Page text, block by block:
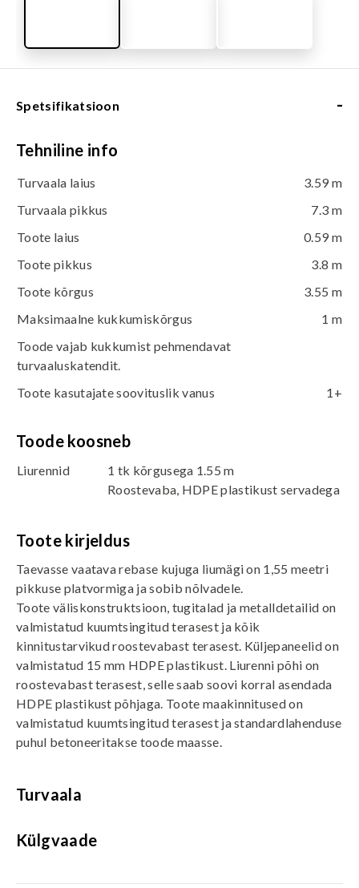
Spetsifikatsioon -
Tehniline info
Turvaala laius
3.59 m
Turvaala pikkus
7.3 m
Toote laius
0.59 m
Toote pikkus
3.8 m
Toote kõrgus
3.55 m
Maksimaalne kukkumiskõrgus
1 m
Toode vajab kukkumist pehmendavat
turvaaluskatendit.
Toote kasutajate soovituslik vanus
1+
Toode koosneb
Liurennid
1 tk kõrgusega 1.55 m
Roostevaba, HDPE plastikust servadega
Toote kirjeldus
Taevasse vaatava rebase kujuga liumägi on 1,55 meetri
pikkuse platvormiga ja sobib nõlvadele.
Toote väliskonstruktsioon, tugitalad ja metalldetailid on
valmistatud kuumtsingitud terasest ja kõik
kinnitustarvikud roostevabast terasest. Küljepaneelid on
valmistatud 15 mm HDPE plastikust. Liurenni põhi on
roostevabast terasest, selle saab soovi korral asendada
HDPE plastikust põhjaga. Toote maakinnitused on
valmistatud kuumtsingitud terasest ja standardlahenduse
puhul betoneeritakse toode maasse.
Turvaala
Külgvaade